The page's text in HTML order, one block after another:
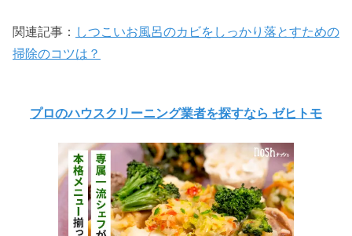
関連記事： しつこいお風呂のカビをしっかり落とすための
掃除のコツは？
プロのハウスクリーニング業者を探すなら ゼヒトモ